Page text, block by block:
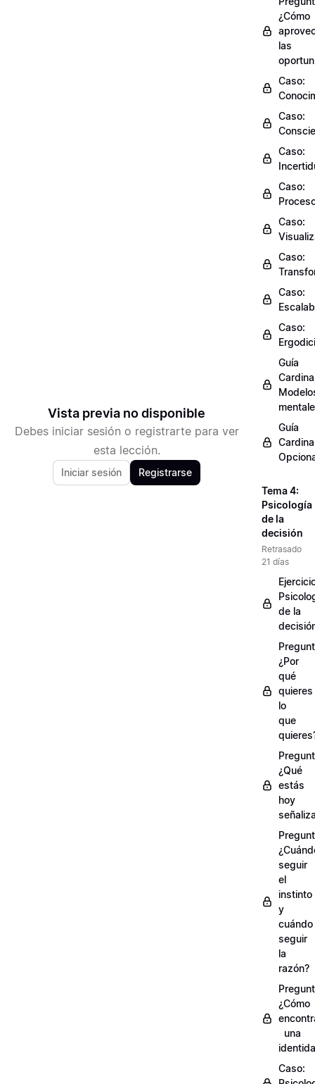
Vista previa no disponible
Debes iniciar sesión o registrarte para ver
esta lección.
Iniciar sesión Registrarse
¿Cómo
las
Caso:
Caso:
Caso:
Caso:
Caso:
Caso:
Caso:
Caso:
Guía
Guía
Tema 4:
Psicología
de la
decisión
Retrasado
21 días
de la
¿Por
qué
quieres
lo
que
¿Qué
estás
hoy
seguir
el
instinto
y
cuándo
seguir
la
razón?
¿Cómo
una
Caso: